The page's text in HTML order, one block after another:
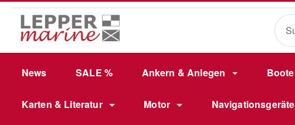
Hauptinhalt springen
Zur Suche springen
Zur Hauptnavigation springen
News SALE % Ankern & Anlegen Boote
Karten & Literatur Motor Navigationsgeräte